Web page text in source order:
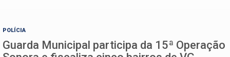
POLÍCIA
Guarda Municipal participa da 15ª Operação